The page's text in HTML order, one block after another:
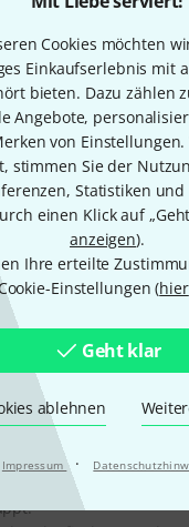
Cookies möchten
Einkaufserlebnis mit
bieten. Dazu zählen
Angebote,
von
stimmen Sie der
Statistiken
einen Klick auf
anzeigen).
Ihre erteilte
Einstellungen (hier
Geht klar
ablehnen
Impressum ·
alle AVB Scenarien
Manfred1937
Kombination Studio
Rackmixer einen
bzw. als Playback-
Tja was soll ich
Verbindung zwischen